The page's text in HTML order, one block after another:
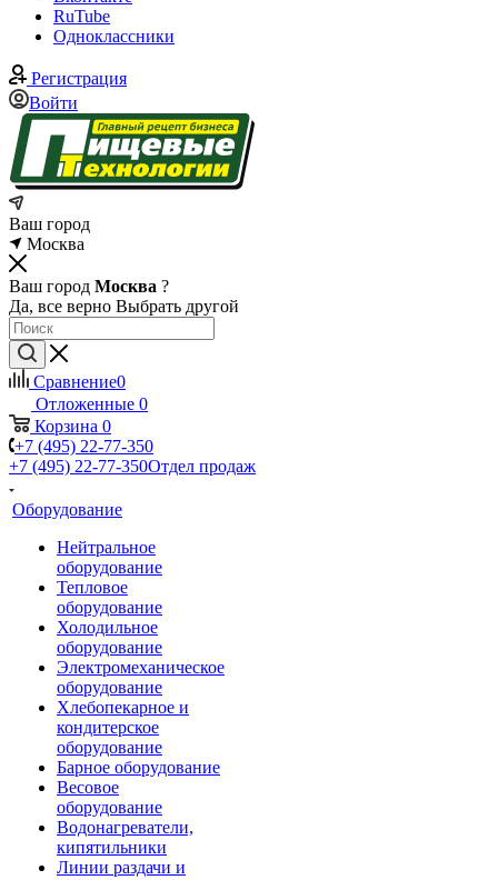
RuTube
Одноклассники
Регистрация
Войти
Ваш город
Москва
Ваш город Москва ?
Да, все верно Выбрать другой
Сравнение0
Отложенные 0
Корзина 0
+7 (495) 22-77-350
+7 (495) 22-77-350Отдел продаж
Оборудование
Нейтральное
оборудование
Тепловое
оборудование
Холодильное
оборудование
Электромеханическое
оборудование
Хлебопекарное и
кондитерское
оборудование
Барное оборудование
Весовое
оборудование
Водонагреватели,
кипятильники
Линии раздачи и